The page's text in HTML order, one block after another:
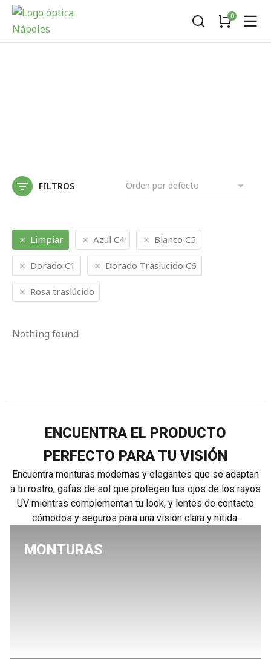
FILTROS
Limpiar Azul C4 Blanco C5
Dorado C1 Dorado Traslucido C6
Rosa traslúcido
Nothing found
ENCUENTRA EL PRODUCTO
PERFECTO PARA TU VISIÓN
Encuentra monturas modernas y elegantes que se adaptan
a tu rostro, gafas de sol que protegen tus ojos de los rayos
UV mientras complementan tu look, y lentes de contacto
cómodos y seguros para una visión clara y nítida.
MONTURAS